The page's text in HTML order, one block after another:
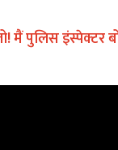
मैं पुलिस इंस्पेक्टर